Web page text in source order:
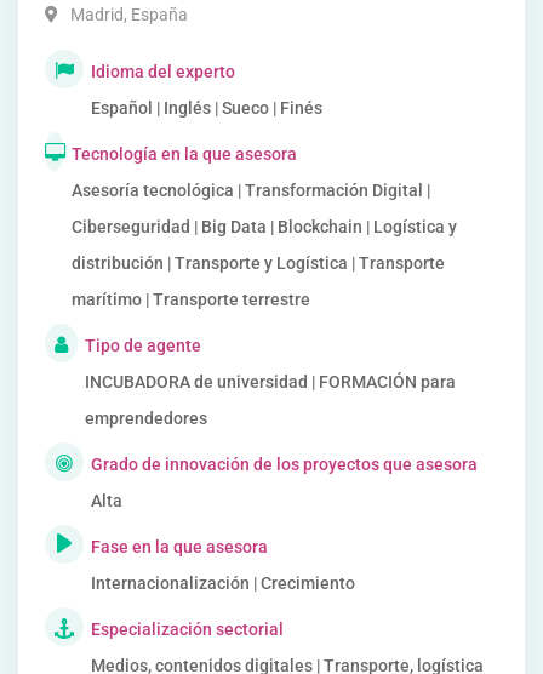
Madrid, España
Idioma del experto
Español | Inglés | Sueco | Finés
Tecnología en la que asesora
Asesoría tecnológica | Transformación Digital |
Ciberseguridad | Big Data | Blockchain | Logística y
distribución | Transporte y Logística | Transporte
marítimo | Transporte terrestre
Tipo de agente
INCUBADORA de universidad | FORMACIÓN para
emprendedores
Grado de innovación de los proyectos que asesora
Alta
Fase en la que asesora
Internacionalización | Crecimiento
Especialización sectorial
Medios, contenidos digitales | Transporte, logística